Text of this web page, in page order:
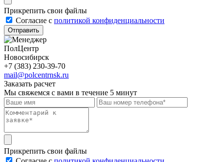
Прикрепить свои файлы
Cогласие с политикой конфиденциальности
Отправить
ПолЦентр
Новосибирск
+7 (383) 230-39-70
mail@polcentrnsk.ru
Заказать расчет
Мы свяжемся с вами в течение 5 минут
Прикрепить свои файлы